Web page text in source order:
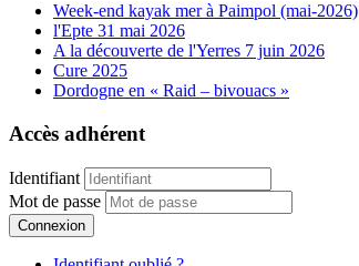
Week-end kayak mer à Paimpol (mai-2026)
l'Epte 31 mai 2026
A la découverte de l'Yerres 7 juin 2026
Cure 2025
Dordogne en « Raid – bivouacs »
Accès adhérent
Identifiant
Mot de passe
Connexion